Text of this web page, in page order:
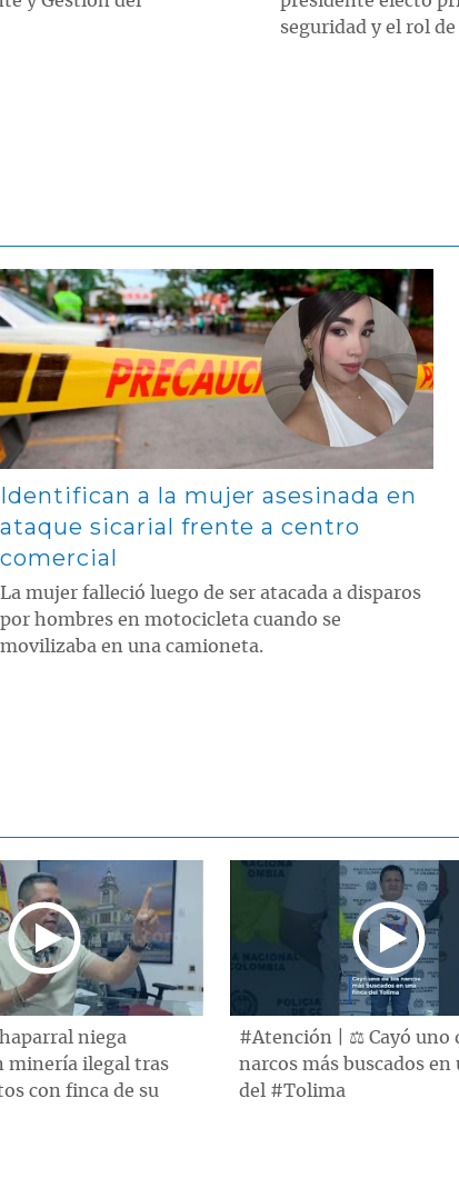
seguridad y el rol
Contenido multimedia principal
Identifican a la mujer asesinada en
ataque sicarial frente a centro
comercial
La mujer falleció luego de ser atacada a disparos
por hombres en motocicleta cuando se
movilizaba en una camioneta.
niega
minería ilegal tras
con finca de su
#Atención | ⚖️ Cayó uno
narcos más buscados en
del #Tolima